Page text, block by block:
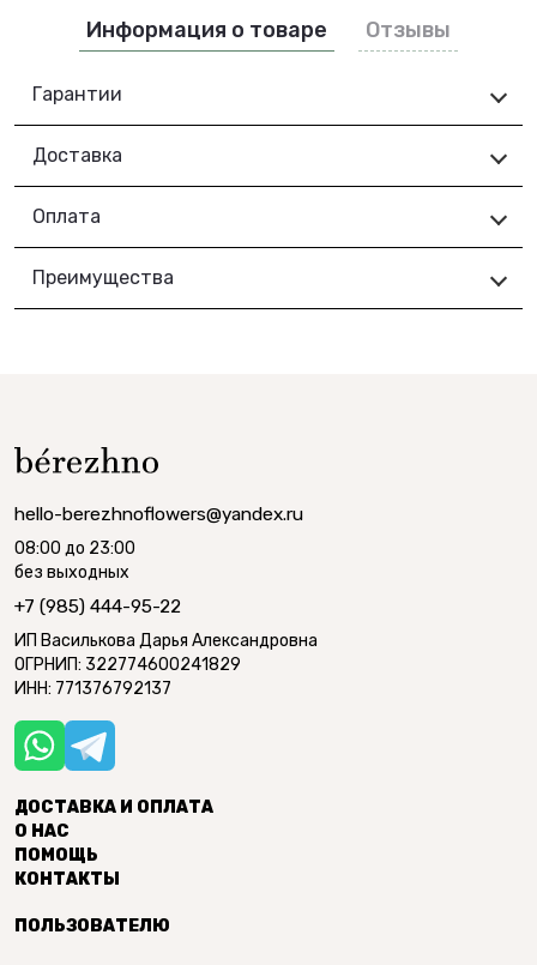
Информация о товаре Отзывы
Гарантии
Доставка
Оплата
Преимущества
hello-berezhnoflowers@yandex.ru
08:00 до 23:00
без выходных
+7 (985) 444-95-22
ИП Василькова Дарья Александровна
ОГРНИП: 322774600241829
ИНН: 771376792137
ДОСТАВКА И ОПЛАТА
О НАС
ПОМОЩЬ
КОНТАКТЫ
ПОЛЬЗОВАТЕЛЮ